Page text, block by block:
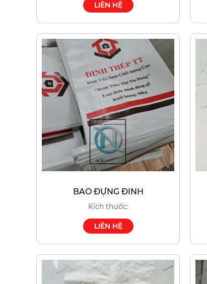
LIÊN HỆ
BAO ĐỰNG ĐINH
Kích thước:
LIÊN HỆ